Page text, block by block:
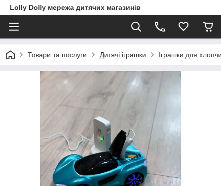
Lolly Dolly мережа дитячих магазинів
Товари та послуги Дитячі іграшки Іграшки для